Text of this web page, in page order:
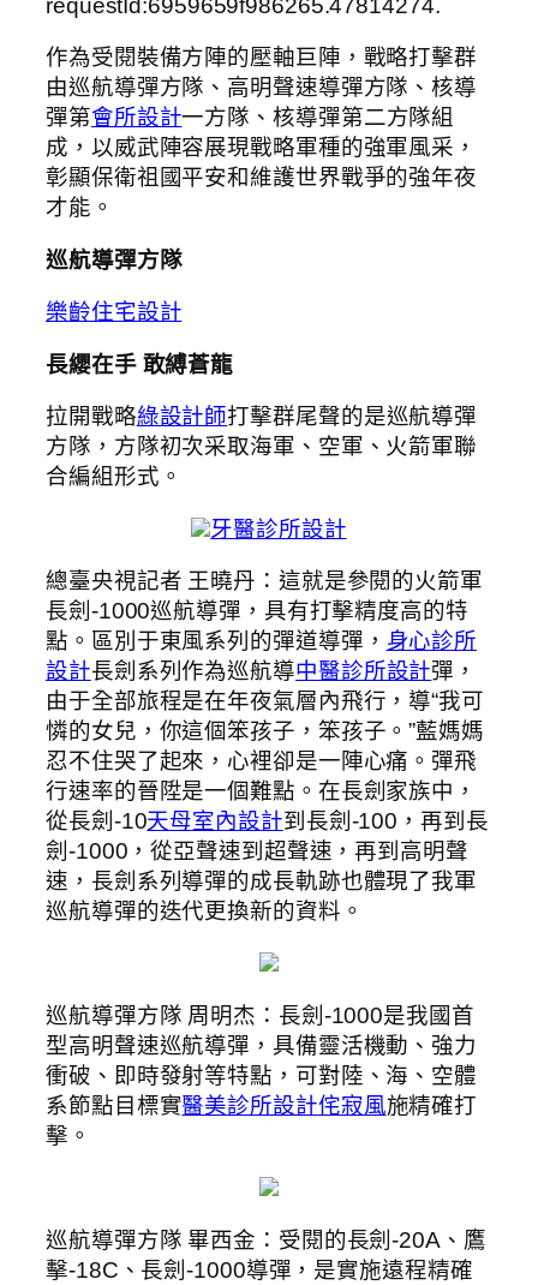
requestId:6959659f986265.47814274.
作為受閱裝備方陣的壓軸巨陣，戰略打擊群
由巡航導彈方隊、高明聲速導彈方隊、核導
彈第會所設計一方隊、核導彈第二方隊組
成，以威武陣容展現戰略軍種的強軍風采，
彰顯保衛祖國平安和維護世界戰爭的強年夜
才能。
巡航導彈方隊
樂齡住宅設計
長纓在手 敢縛蒼龍
拉開戰略綠設計師打擊群尾聲的是巡航導彈
方隊，方隊初次采取海軍、空軍、火箭軍聯
合編組形式。
牙醫診所設計
總臺央視記者 王曉丹：這就是參閱的火箭軍
長劍-1000巡航導彈，具有打擊精度高的特
點。區別于東風系列的彈道導彈， 身心診所
設計長劍系列作為巡航導中醫診所設計彈，
由于全部旅程是在年夜氣層內飛行，導“我可
憐的女兒，你這個笨孩子，笨孩子。”藍媽媽
忍不住哭了起來，心裡卻是一陣心痛。彈飛
行速率的晉陞是一個難點。在長劍家族中，
從長劍-10天母室內設計到長劍-100，再到長
劍-1000，從亞聲速到超聲速，再到高明聲
速，長劍系列導彈的成長軌跡也體現了我軍
巡航導彈的迭代更換新的資料。
巡航導彈方隊 周明杰：長劍-1000是我國首
型高明聲速巡航導彈，具備靈活機動、強力
衝破、即時發射等特點，可對陸、海、空體
系節點目標實醫美診所設計侘寂風施精確打
擊。
巡航導彈方隊 畢西金：受閱的長劍-20A、鷹
擊-18C、長劍-1000導彈，是實施遠程精確